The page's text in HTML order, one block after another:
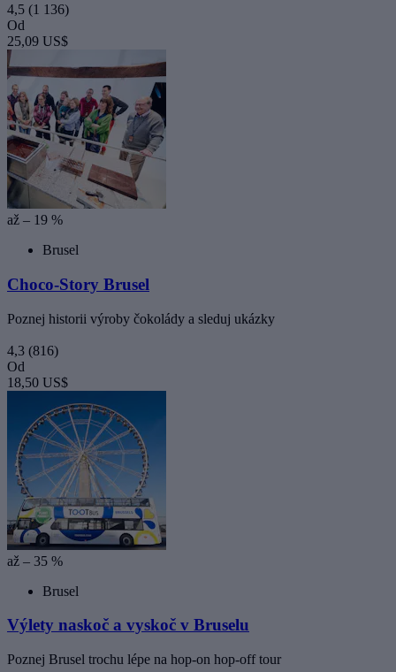
4,5 (1 136)
Od
25,09 US$
až – 19 %
Brusel
Choco-Story Brusel
Poznej historii výroby čokolády a sleduj ukázky
4,3 (816)
Od
18,50 US$
až – 35 %
Brusel
Výlety naskoč a vyskoč v Bruselu
Poznej Brusel trochu lépe na hop-on hop-off tour